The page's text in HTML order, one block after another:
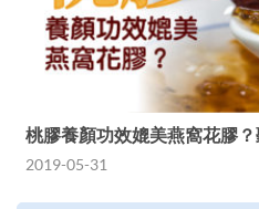
桃膠養顏功效媲美燕窩花膠
2019-05-31